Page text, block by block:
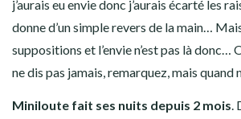
j’aurais eu envie donc j’aurais écarté les
donne d’un simple revers de la main…
suppositions et l’envie n’est pas là donc…
ne dis pas jamais, remarquez, mais quand
Miniloute fait ses nuits depuis 2 mois.